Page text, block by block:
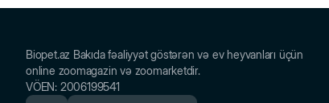
Biopet.az Bakıda fəaliyyət göstərən və ev heyvanları üçün
online zoomagazin və zoomarketdir.
VÖEN: 2006199541